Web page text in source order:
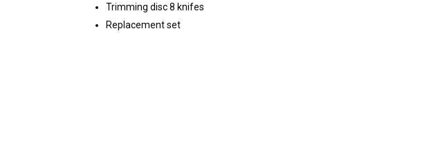
Trimming disc 8 knifes
Replacement set